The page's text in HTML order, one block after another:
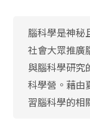
腦科學是神秘
社會大眾推廣
與腦科學研究
科學營。藉由
習腦科學的相